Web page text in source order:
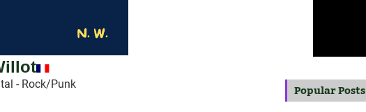
- Rock/Punk Popular Posts